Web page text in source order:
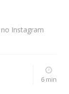
Instagram
6 min